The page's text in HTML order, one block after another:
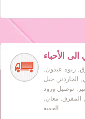
الأحباء
ربوه عبدون,
الجاردنز, جبل
توصيل ورود
المفرق, معان,